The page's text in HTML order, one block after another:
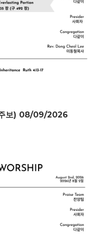
보) 08/09/2026